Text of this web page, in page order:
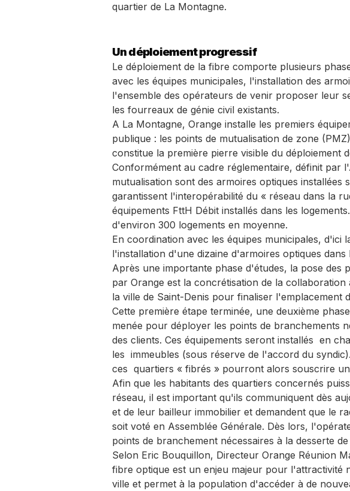
quartier de La Montagne.
Un déploiement progressif
Le déploiement de la fibre comporte plusieurs
avec les équipes municipales, l'installation des
l'ensemble des opérateurs de venir proposer leur
les fourreaux de génie civil existants.
A La Montagne, Orange installe les premiers
publique : les points de mutualisation de zone
constitue la première pierre visible du déploiement
Conformément au cadre réglementaire, définit par
mutualisation sont des armoires optiques installées
garantissent l'interopérabilité du « réseau dans la
équipements FttH Débit installés dans les
d'environ 300 logements en moyenne.
En coordination avec les équipes municipales, d'ici
l'installation d'une dizaine d'armoires optiques
Après une importante phase d'études, la pose des
par Orange est la concrétisation de la collaboration
la ville de Saint-Denis pour finaliser l'emplacement
Cette première étape terminée, une deuxième
menée pour déployer les points de branchements
des clients. Ces équipements seront installés en
les immeubles (sous réserve de l'accord du
ces quartiers « fibrés » pourront alors souscrire
Afin que les habitants des quartiers concernés
réseau, il est important qu'ils communiquent dès
et de leur bailleur immobilier et demandent que le
soit voté en Assemblée Générale. Dès lors,
points de branchement nécessaires à la desserte
Selon Eric Bouquillon, Directeur Orange Réunion
fibre optique est un enjeu majeur pour l'attractivité
ville et permet à la population d'accéder à de